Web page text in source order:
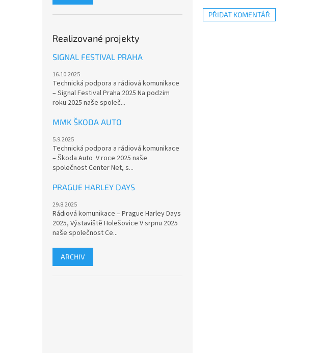
Realizované projekty
SIGNAL FESTIVAL PRAHA
16.10.2025
Technická podpora a rádiová komunikace
– Signal Festival Praha 2025 Na podzim
roku 2025 naše společ...
MMK ŠKODA AUTO
5.9.2025
Technická podpora a rádiová komunikace
– Škoda Auto V roce 2025 naše
společnost Center Net, s...
PRAGUE HARLEY DAYS
29.8.2025
Rádiová komunikace – Prague Harley Days
2025, Výstaviště Holešovice V srpnu 2025
naše společnost Ce...
ARCHIV
PŘIDAT KOMENTÁŘ